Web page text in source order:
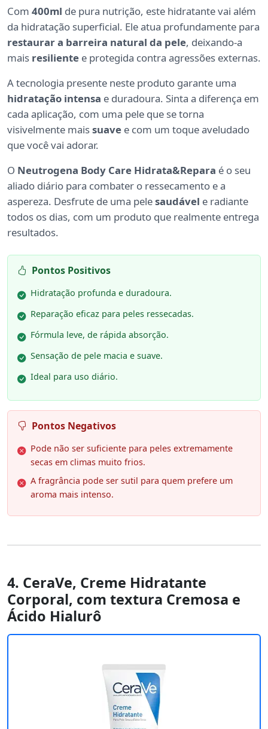
Com 400ml de pura nutrição, este hidratante vai além
da hidratação superficial. Ele atua profundamente para
restaurar a barreira natural da pele, deixando-a
mais resiliente e protegida contra agressões externas.
A tecnologia presente neste produto garante uma
hidratação intensa e duradoura. Sinta a diferença em
cada aplicação, com uma pele que se torna
visivelmente maissuave e com um toque aveludado
que você vai adorar.
O Neutrogena Body Care Hidrata&Repara é o seu
aliado diário para combater o ressecamento e a
aspereza. Desfrute de uma pelesaudável e radiante
todos os dias, com um produto que realmente entrega
resultados.
Pontos Positivos
Hidratação profunda e duradoura.
Reparação eficaz para peles ressecadas.
Fórmula leve, de rápida absorção.
Sensação de pele macia e suave.
Ideal para uso diário.
Pontos Negativos
Pode não ser suficiente para peles extremamente
secas em climas muito frios.
A fragrância pode ser sutil para quem prefere um
aroma mais intenso.
4. CeraVe, Creme Hidratante
Corporal, com textura Cremosa e
Ácido Hialurô